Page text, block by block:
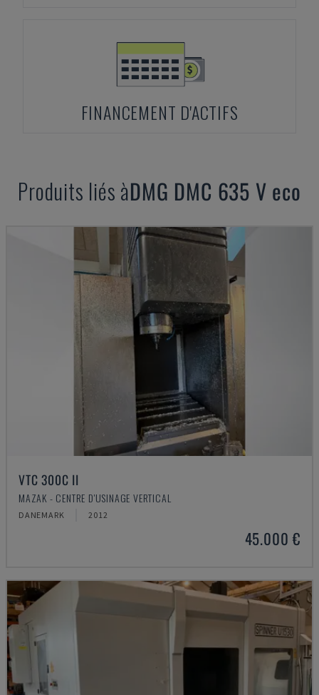
FINANCEMENT D'ACTIFS
Produits liés àDMG DMC 635 V eco
VTC 300C II
MAZAK - CENTRE D'USINAGE VERTICAL
DANEMARK 2012
45.000 €